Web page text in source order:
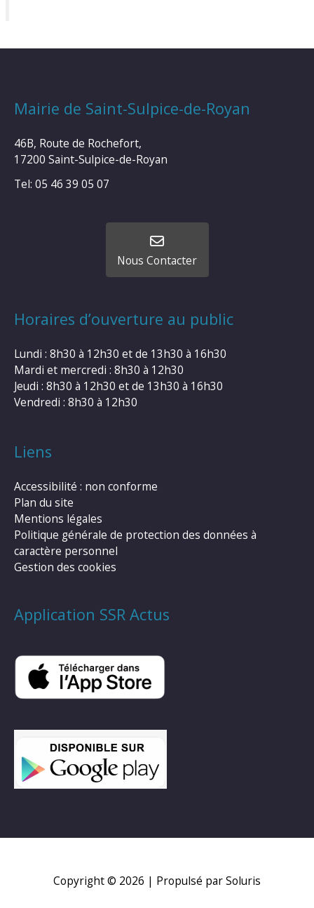
Mairie de Saint-Sulpice-de-Royan
46B, Route de Rochefort,
17200 Saint-Sulpice-de-Royan
Tel: 05 46 39 05 07
Nous Contacter
Horaires d’ouverture au public
Lundi : 8h30 à 12h30 et de 13h30 à 16h30
Mardi et mercredi : 8h30 à 12h30
Jeudi : 8h30 à 12h30 et de 13h30 à 16h30
Vendredi : 8h30 à 12h30
Liens
Accessibilité : non conforme
Plan du site
Mentions légales
Politique générale de protection des données à
caractère personnel
Gestion des cookies
Application SSR Actus
Copyright © 2026 | Propulsé par Soluris